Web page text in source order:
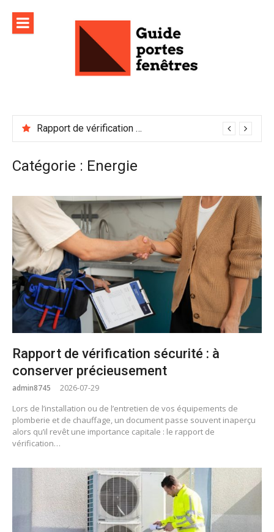
contenu
Rapport de vérification sécurité : à conserver précieusement
Catégorie : Energie
Rapport de vérification sécurité : à
conserver précieusement
admin8745 2026-07-29
Lors de l’installation ou de l’entretien de vos équipements de
plomberie et de chauffage, un document passe souvent inaperçu
alors qu’il revêt une importance capitale : le rapport de
vérification…